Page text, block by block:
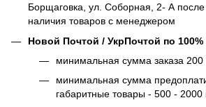
Борщаговка, ул. Соборная, 2- А после
наличия товаров с менеджером
Новой Почтой / УкрПочтой по 100%
минимальная сумма заказа 200
минимальная сумма
габаритные товары - 500 - 2000